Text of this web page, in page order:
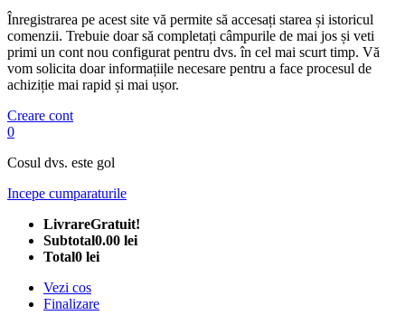
Înregistrarea pe acest site vă permite să accesați starea și istoricul
comenzii. Trebuie doar să completați câmpurile de mai jos și veti
primi un cont nou configurat pentru dvs. în cel mai scurt timp. Vă
vom solicita doar informațiile necesare pentru a face procesul de
achiziție mai rapid și mai ușor.
Creare cont
0
Cosul dvs. este gol
Incepe cumparaturile
LivrareGratuit!
Subtotal0.00 lei
Total0 lei
Vezi cos
Finalizare